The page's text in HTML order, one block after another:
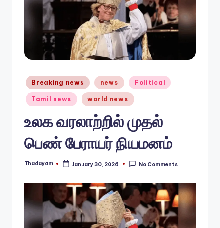
Posted
in
Breaking news news Political
Tamil news world news
உலக வரலாற்றில் முதல்
பெண் பேராயர் நியமனம்
Posted
Thadayam January 30, 2026 No Comments